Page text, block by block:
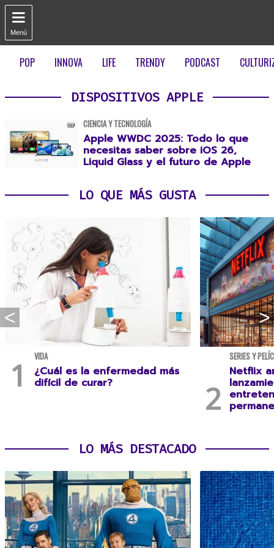

Menú
POP INNOVA LIFE TRENDY PODCAST
DISPOSITIVOS APPLE
CIENCIA Y TECNOLOGÍA
Apple WWDC 2025: Todo lo que
necesitas saber sobre iOS 26,
Liquid Glass y el futuro de Apple
LO QUE MÁS GUSTA
VIDA
¿Cuál es la enfermedad más
difícil de curar?
SERIES Y
Netflix
LO MÁS DESTACADO